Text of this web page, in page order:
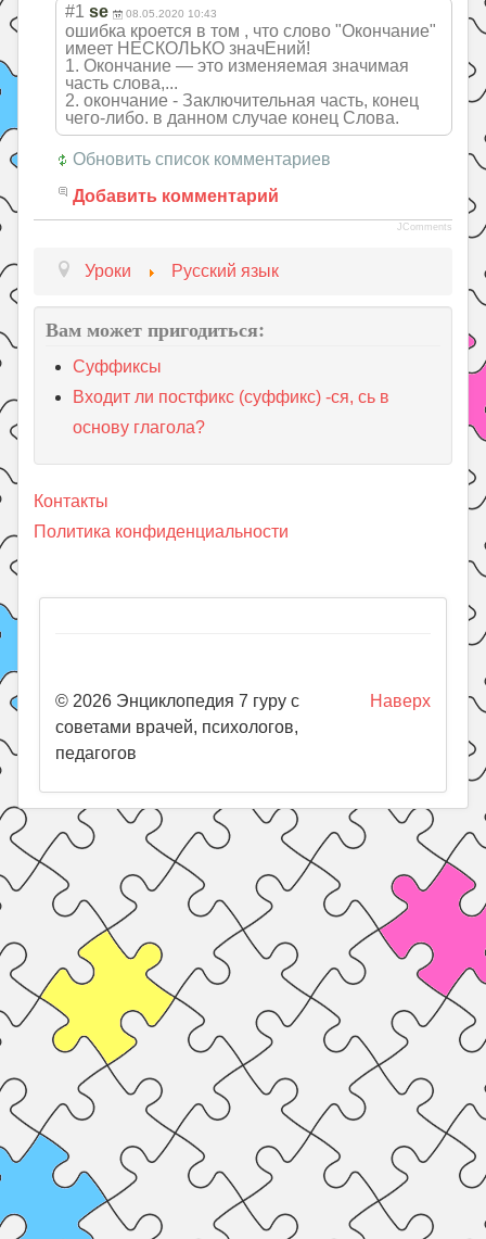
#1 se 08.05.2020 10:43
ошибка кроется в том , что слово "Окончание"
имеет НЕСКОЛЬКО значЕний!
1. Окончание — это изменяемая значимая
часть слова,...
2. окончание - Заключительная часть, конец
чего-либо. в данном случае конец Слова.
Обновить список комментариев
Добавить комментарий
JComments
Уроки Русский язык
Вам может пригодиться:
Суффиксы
Входит ли постфикс (суффикс) -ся, сь в
основу глагола?
Контакты
Политика конфиденциальности
Наверх
© 2026 Энциклопедия 7 гуру с
советами врачей, психологов,
педагогов